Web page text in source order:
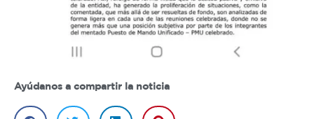
Ayúdanos a compartir la noticia